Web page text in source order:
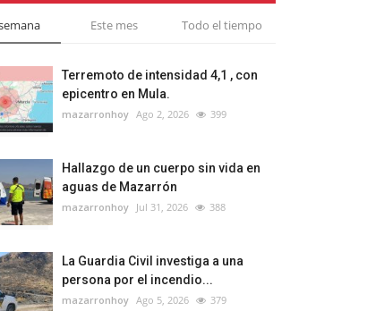
Este mes Todo el tiempo
Terremoto de intensidad 4,1 , con
epicentro en Mula.
mazarronhoy Ago 2, 2026 399
Hallazgo de un cuerpo sin vida en
aguas de Mazarrón
mazarronhoy Jul 31, 2026 388
La Guardia Civil investiga a una
persona por el incendio...
mazarronhoy Ago 5, 2026 379